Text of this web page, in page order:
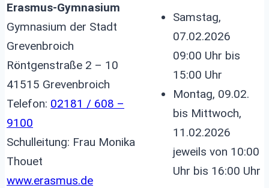
Erasmus-Gymnasium
Gymnasium der Stadt
Grevenbroich
Röntgenstraße 2 – 10
41515 Grevenbroich
Telefon: 02181 / 608 –
9100
Schulleitung: Frau Monika
Thouet
www.erasmus.de
Samstag,
07.02.2026
09:00 Uhr bis
15:00 Uhr
Montag, 09.02.
bis Mittwoch,
11.02.2026
jeweils von 10:00
Uhr bis 16:00 Uhr